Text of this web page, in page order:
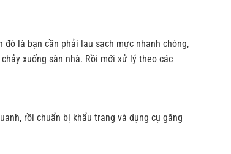
là bạn cần phải lau sạch mực nhanh chóng,
xuống sàn nhà. Rồi mới xử lý theo các
rồi chuẩn bị khẩu trang và dụng cụ găng